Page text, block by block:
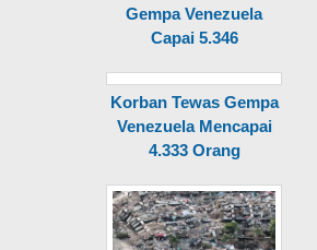
Gempa Venezuela
Capai 5.346
Korban Tewas Gempa
Venezuela Mencapai
4.333 Orang